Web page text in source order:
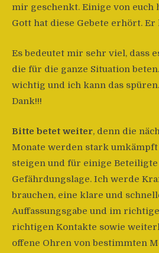
mir geschenkt. Einige von euch
Gott hat diese Gebete erhört.
Es bedeutet mir sehr viel, dass
die für die ganze Situation
wichtig und ich kann das
Dank!!!
Bitte betet weiter, denn die
Monate werden stark
steigen und für einige Beteiligte
Gefährdungslage. Ich werde
brauchen, eine klare und
Auffassungsgabe und im
richtigen Kontakte sowie
offene Ohren von bestimmten